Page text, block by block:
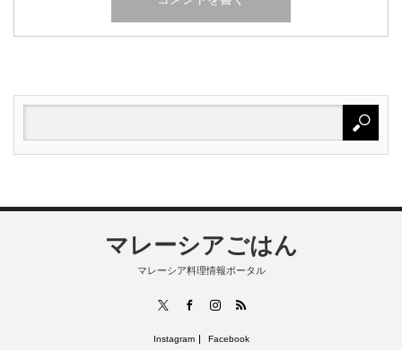
マレーシアごはん
マレーシア料理情報ポータル
FacebookInstagram
RSS
Instagram Facebook